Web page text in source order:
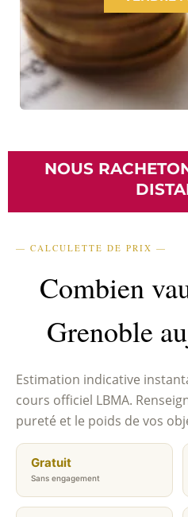
NOUS
— CALCULETTE DE PRIX —
Combien
Grenoble
Estimation indicative
cours officiel LBMA.
pureté et le poids de vos
Gratuit
Sans engagement